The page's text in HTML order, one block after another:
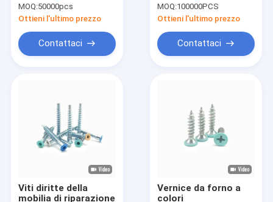
MOQ:50000pcs
Ottieni l'ultimo prezzo
Contattaci
MOQ:100000PCS
Ottieni l'ultimo prezzo
Contattaci
Viti diritte della
mobilia di riparazione
Vernice da forno a
colori